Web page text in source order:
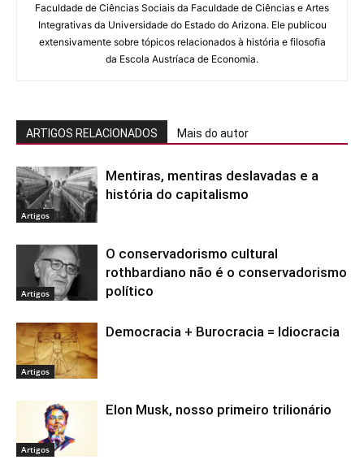
Faculdade de Ciências Sociais da Faculdade de Ciências e Artes
Integrativas da Universidade do Estado do Arizona. Ele publicou
extensivamente sobre tópicos relacionados à história e filosofia
da Escola Austríaca de Economia.
ARTIGOS RELACIONADOS Mais do autor
Artigos
Mentiras, mentiras deslavadas e a
história do capitalismo
Artigos
O conservadorismo cultural
rothbardiano não é o conservadorismo
político
Artigos
Democracia + Burocracia = Idiocracia
Artigos
Elon Musk, nosso primeiro trilionário